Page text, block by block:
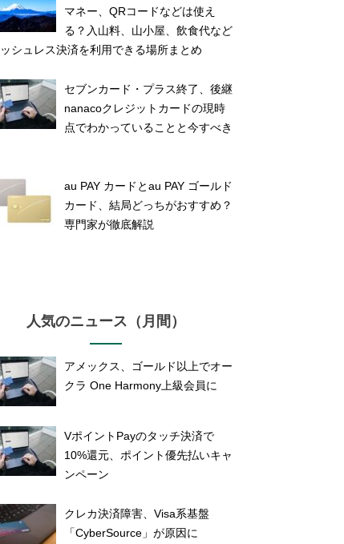
マネー、QRコードなどは使え
る？入山料、山小屋、飲食代など
シュレス決済を利用できる場所まとめ
セブンカード・プラス終了、後継
nanacoクレジットカードの現時
点でわかっていることと今すべき
au PAY カードとau PAY ゴールド
カード、結局どっちがおすすめ？
専門家が徹底解説
人気のニュース（月間）
アメックス、ゴールド以上でオー
クラ One Harmony上級会員に
VポイントPayのタッチ決済で
10%還元、ポイント優先払いキャ
ンペーン
クレカ決済障害、Visa系基盤
「CyberSource」が原因に